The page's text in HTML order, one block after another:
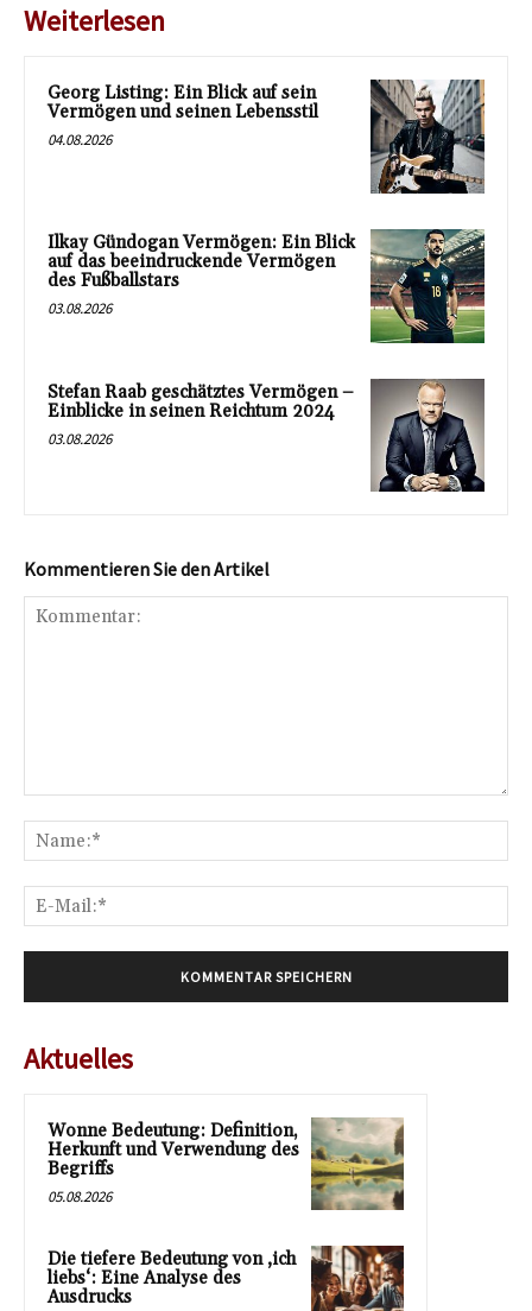
Weiterlesen
Georg Listing: Ein Blick auf sein
Vermögen und seinen Lebensstil
04.08.2026
Ilkay Gündogan Vermögen: Ein Blick
auf das beeindruckende Vermögen
des Fußballstars
03.08.2026
Stefan Raab geschätztes Vermögen –
Einblicke in seinen Reichtum 2024
03.08.2026
Kommentieren Sie den Artikel
Aktuelles
Wonne Bedeutung: Definition,
Herkunft und Verwendung des
Begriffs
05.08.2026
Die tiefere Bedeutung von ‚ich
liebs‘: Eine Analyse des
Ausdrucks